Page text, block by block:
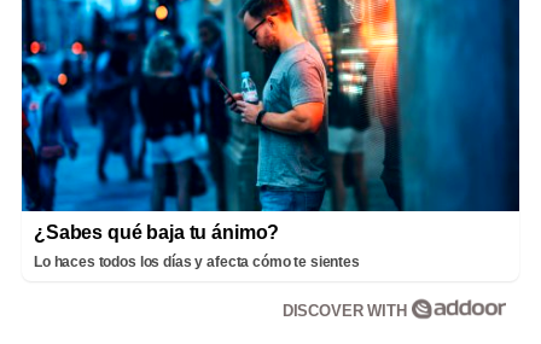
¿Sabes qué baja tu ánimo?
Lo haces todos los días y afecta cómo te sientes
DISCOVER WITH